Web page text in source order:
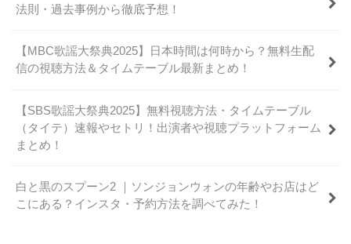
法則・過去事例から徹底予想！
【MBC歌謡大祭典2025】日本時間は何時から？無料生配
信の視聴方法＆タイムテーブル最新まとめ！
【SBS歌謡大祭典2025】無料視聴方法・タイムテーブル
（タイテ）速報やセトリ！出演者や視聴プラットフォーム
まとめ！
白と黒のスプーン2 ｜ソンジョンウォンの年齢やお店はど
こにある？インスタ・予約方法を調べてみた！